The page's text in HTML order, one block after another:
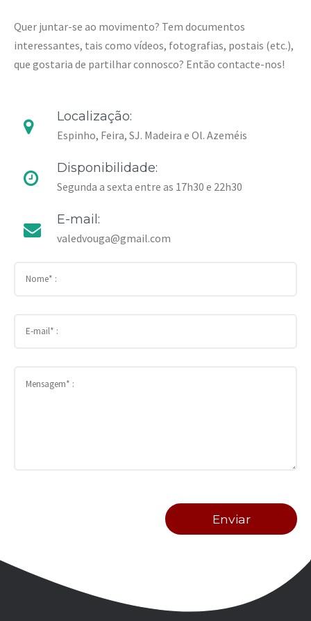
Quer juntar-se ao movimento? Tem documentos
interessantes, tais como vídeos, fotografias, postais (etc.),
que gostaria de partilhar connosco? Então contacte-nos!
Localização:
Espinho, Feira, SJ. Madeira e Ol. Azeméis
Disponibilidade:
Segunda a sexta entre as 17h30 e 22h30
E-mail:
valedvouga@gmail.com